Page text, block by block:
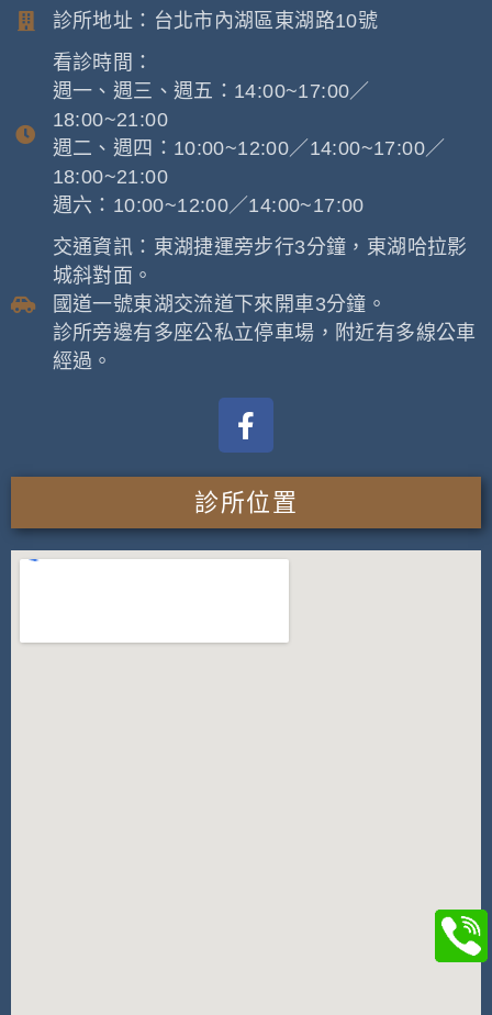
診所地址：台北市內湖區東湖路10號
看診時間：
週一、週三、週五：14:00~17:00／
18:00~21:00
週二、週四：10:00~12:00／14:00~17:00／
18:00~21:00
週六：10:00~12:00／14:00~17:00
交通資訊：東湖捷運旁步行3分鐘，東湖哈拉影
城斜對面。
國道一號東湖交流道下來開車3分鐘。
診所旁邊有多座公私立停車場，附近有多線公車
經過。
診所位置